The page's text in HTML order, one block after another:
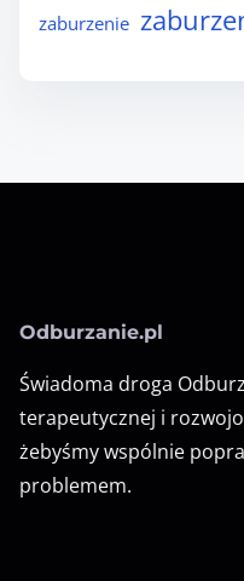
zaburzenie
Odburzanie.pl
Świadoma droga
terapeutycznej i
żebyśmy wspólnie
problemem.